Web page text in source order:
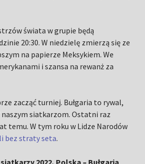
świata w grupie będą
20:30. W niedzielę zmierzą się ze
na papierze Meksykiem. We
i szansa na rewanż za
zacząć turniej. Bułgaria to rywal,
siatkarzom. Ostatni raz
temu. W tym roku w Lidze Narodów
bez straty seta.
2022, Polska – Bułgaria